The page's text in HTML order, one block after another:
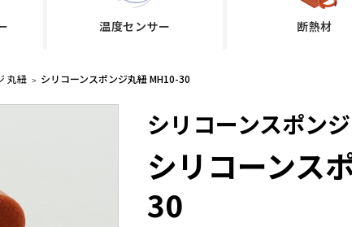
温度センサー 断熱材
丸紐 シリコーンスポンジ丸紐 MH10-30
シリコーンスポン
シリコーンス
30